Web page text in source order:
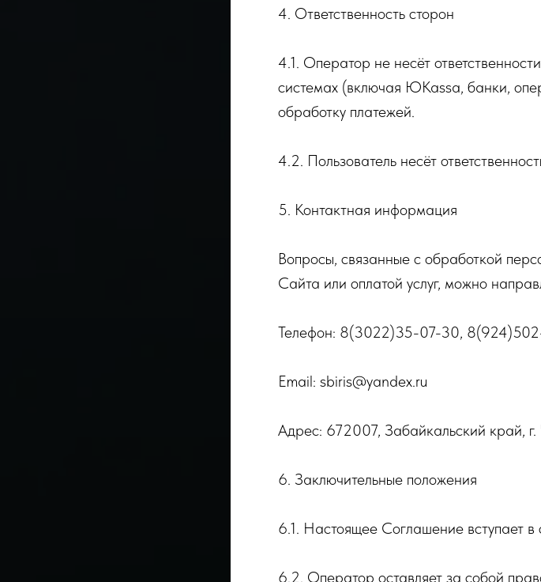
4. Ответственность сторон
4.1. Оператор не несёт
системах (включая ЮKassa, банки,
обработку платежей.
4.2. Пользователь несёт
5. Контактная информация
Вопросы, связанные с обработкой
Сайта или оплатой услуг, можно
Телефон: 8(3022)35-07-30,
Email: sbiris@yandex.ru
Адрес: 672007, Забайкальский край,
6. Заключительные положения
6.1. Настоящее Соглашение вступает в
6.2. Оператор оставляет за собой